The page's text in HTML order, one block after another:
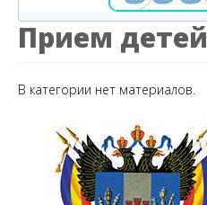
Прием детей
В категории нет материалов.